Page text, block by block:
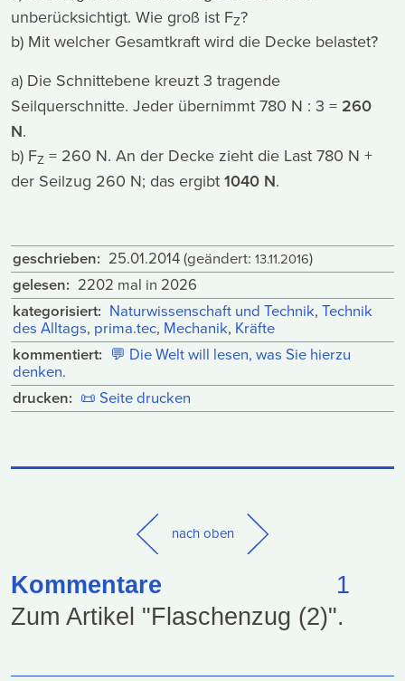
unberücksichtigt. Wie groß ist FZ?
b) Mit welcher Gesamtkraft wird die Decke belastet?
a) Die Schnittebene kreuzt 3 tragende
Seilquerschnitte. Jeder übernimmt 780 N : 3 = 260
N.
b) FZ = 260 N. An der Decke zieht die Last 780 N +
der Seilzug 260 N; das ergibt 1040 N.
geschrieben: 25.01.2014(geändert: 13.11.2016)
gelesen: 2202 mal in 2026
kategorisiert: Naturwissenschaft und Technik, Technik
des Alltags, prima.tec, Mechanik, Kräfte
kommentiert: 💬 Die Welt will lesen, was Sie hierzu
denken.
drucken: 📜 Seite drucken
nach oben
Kommentare
1
Zum Artikel "Flaschenzug (2)".